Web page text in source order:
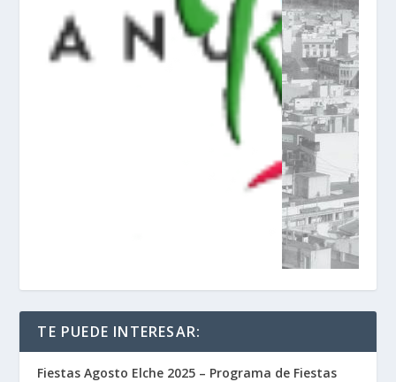
TE PUEDE INTERESAR:
Fiestas Agosto Elche 2025 – Programa de Fiestas